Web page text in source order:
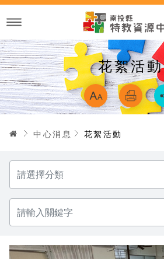
跳
主
內
容
花絮活動
首頁中心消息 花絮活動
分
類
請
輸
入
關
字